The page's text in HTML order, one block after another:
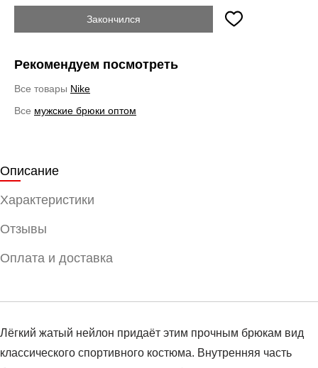
Закончился
Рекомендуем посмотреть
Все товары Nike
Все мужские брюки оптом
Описание
Характеристики
Отзывы
Оплата и доставка
Лёгкий жатый нейлон придаёт этим прочным брюкам вид
классического спортивного костюма. Внутренняя часть